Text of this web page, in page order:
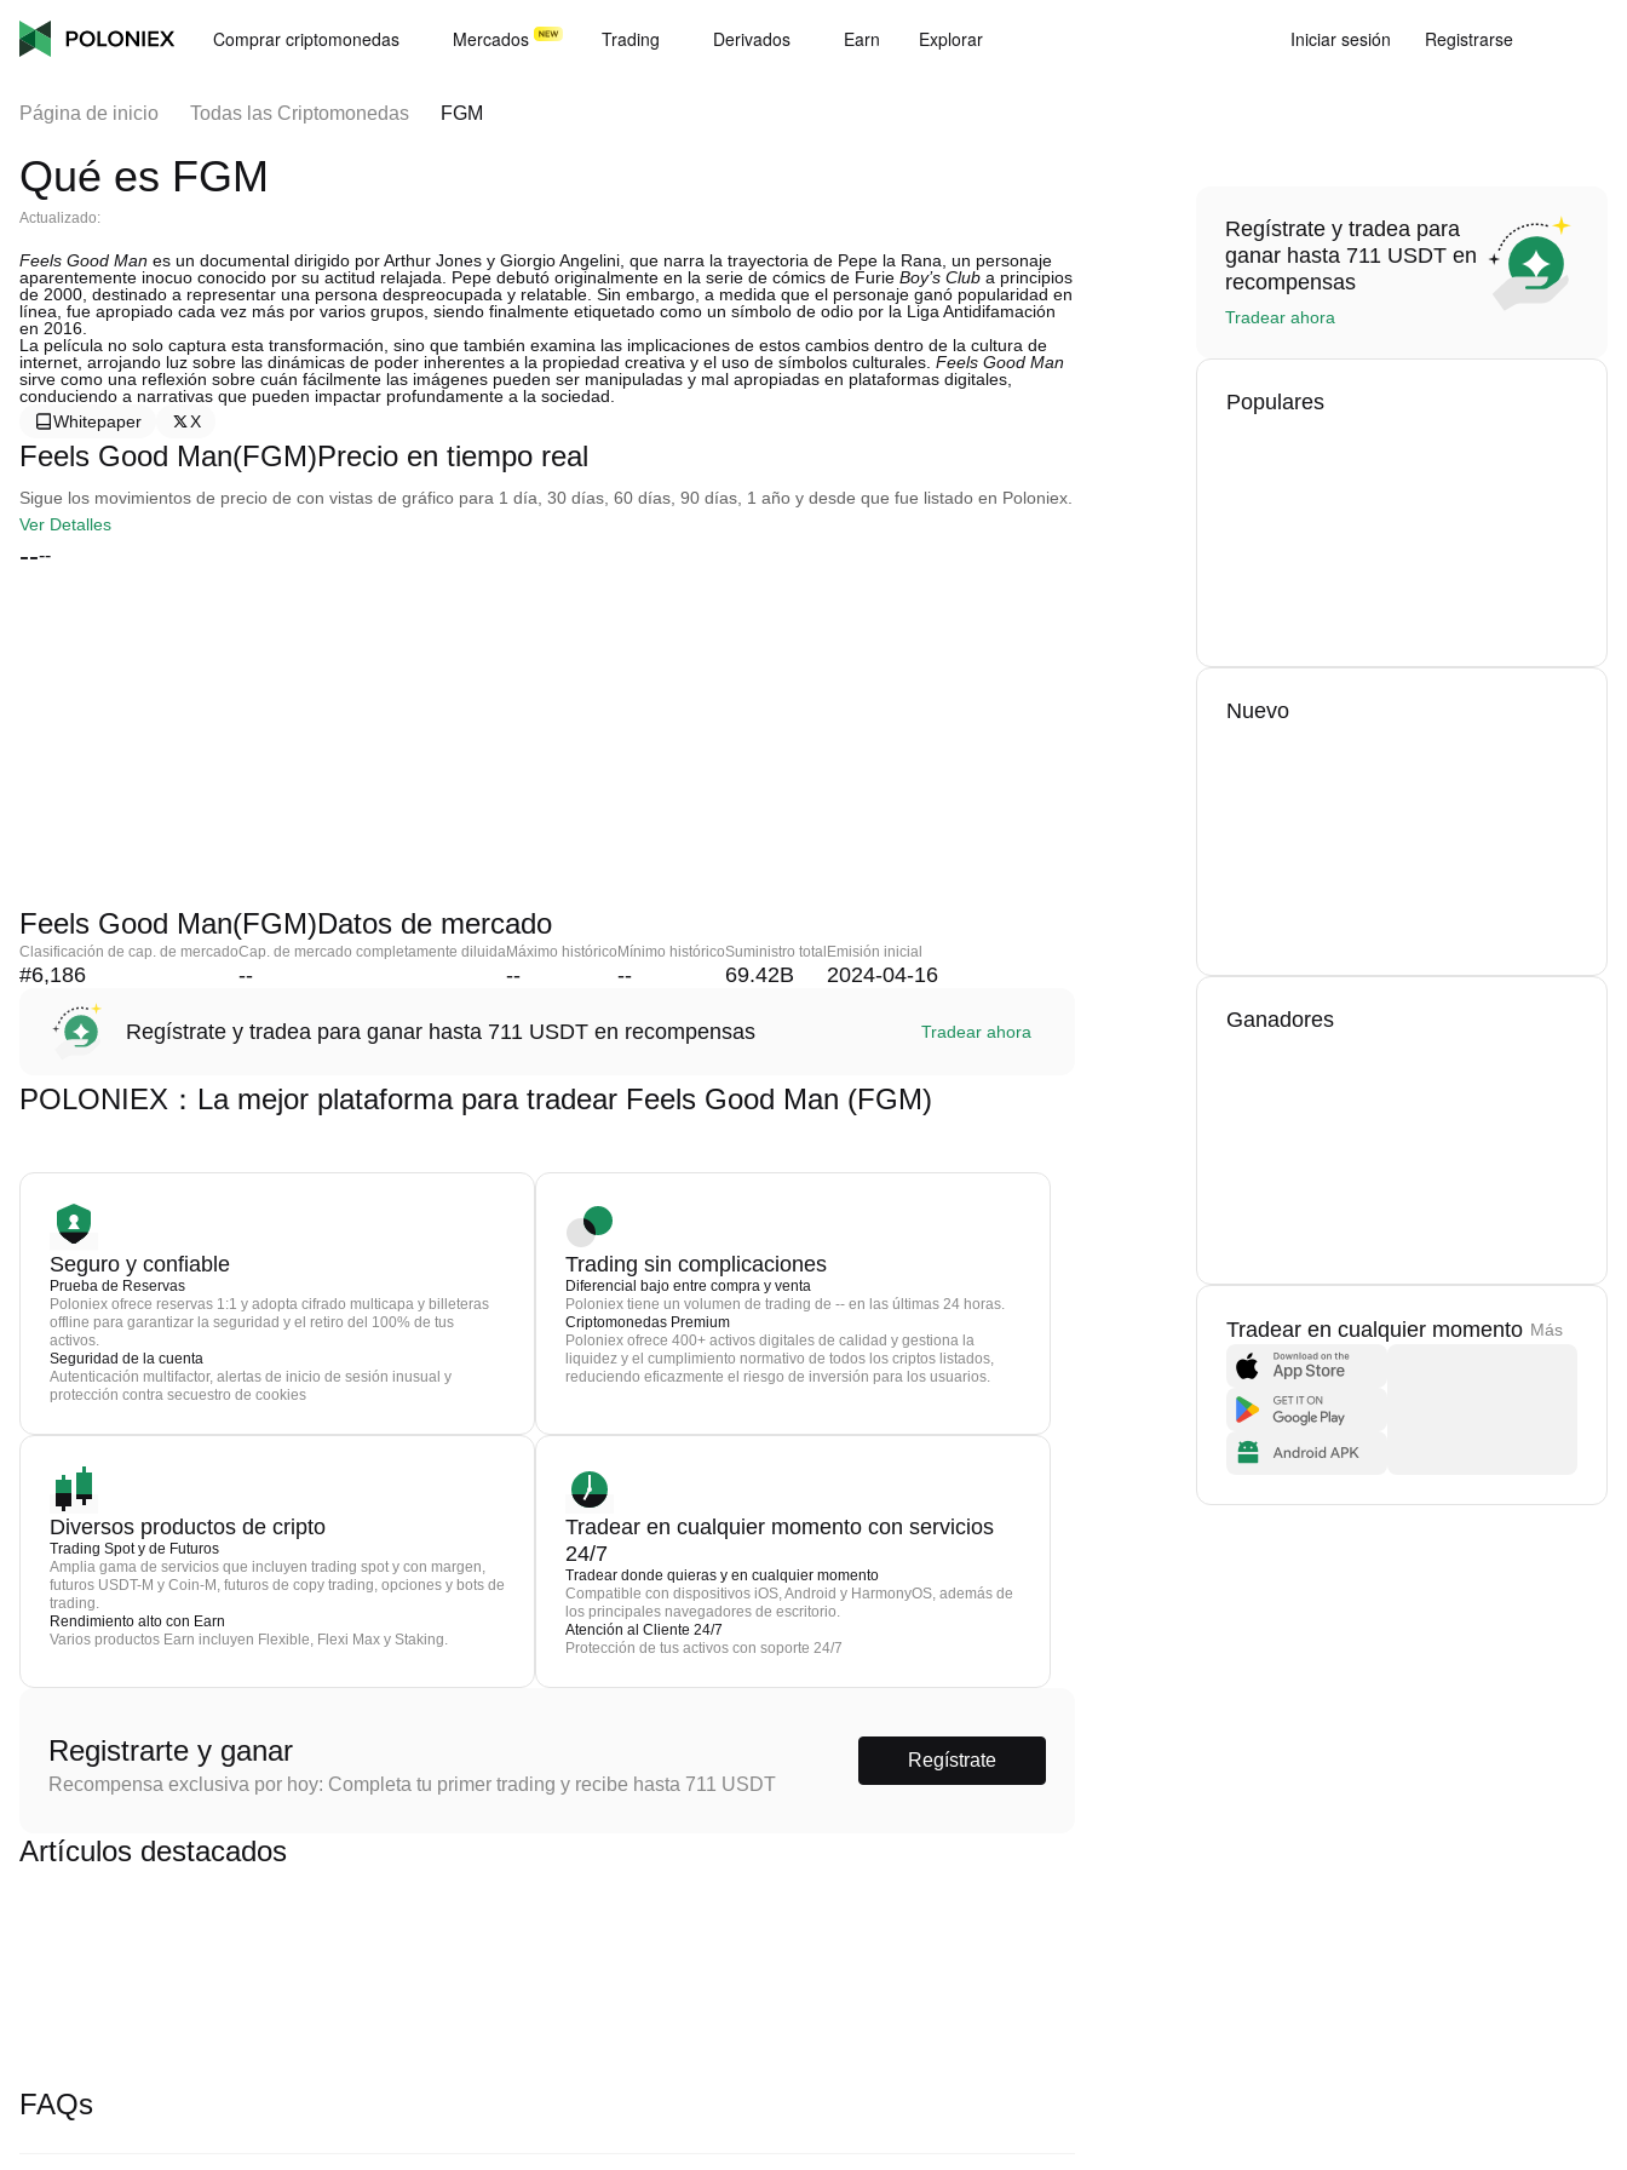
Comprar criptomonedas Mercados Trading Derivados Earn Explorar Iniciar sesión Registrarse
Página de inicio Todas las Criptomonedas FGM
Qué es FGM
Actualizado:
Feels Good Man es un documental dirigido por Arthur Jones y Giorgio Angelini, que narra la trayectoria de Pepe la Rana, un personaje
aparentemente inocuo conocido por su actitud relajada. Pepe debutó originalmente en la serie de cómics de Furie Boy’s Club a principios
de 2000, destinado a representar una persona despreocupada y relatable. Sin embargo, a medida que el personaje ganó popularidad en
línea, fue apropiado cada vez más por varios grupos, siendo finalmente etiquetado como un símbolo de odio por la Liga Antidifamación
en 2016.
La película no solo captura esta transformación, sino que también examina las implicaciones de estos cambios dentro de la cultura de
internet, arrojando luz sobre las dinámicas de poder inherentes a la propiedad creativa y el uso de símbolos culturales. Feels Good Man
sirve como una reflexión sobre cuán fácilmente las imágenes pueden ser manipuladas y mal apropiadas en plataformas digitales,
conduciendo a narrativas que pueden impactar profundamente a la sociedad.
Whitepaper
X
Feels Good Man(FGM)Precio en tiempo real
Sigue los movimientos de precio de con vistas de gráfico para 1 día, 30 días, 60 días, 90 días, 1 año y desde que fue listado en Poloniex.
Ver Detalles
----
Feels Good Man(FGM)Datos de mercado
Clasificación de cap. de mercado
#6,186
Cap. de mercado completamente diluida
--
Máximo histórico
--
Mínimo histórico
--
Suministro total
69.42B
Emisión inicial
2024-04-16
Regístrate y tradea para ganar hasta 711 USDT en recompensas Tradear ahora
POLONIEX：La mejor plataforma para tradear Feels Good Man (FGM)
Seguro y confiable
Prueba de Reservas
Poloniex ofrece reservas 1:1 y adopta cifrado multicapa y billeteras
offline para garantizar la seguridad y el retiro del 100% de tus
activos.
Seguridad de la cuenta
Autenticación multifactor, alertas de inicio de sesión inusual y
protección contra secuestro de cookies
Trading sin complicaciones
Diferencial bajo entre compra y venta
Poloniex tiene un volumen de trading de -- en las últimas 24 horas.
Criptomonedas Premium
Poloniex ofrece 400+ activos digitales de calidad y gestiona la
liquidez y el cumplimiento normativo de todos los criptos listados,
reduciendo eficazmente el riesgo de inversión para los usuarios.
Diversos productos de cripto
Trading Spot y de Futuros
Amplia gama de servicios que incluyen trading spot y con margen,
futuros USDT-M y Coin-M, futuros de copy trading, opciones y bots de
trading.
Rendimiento alto con Earn
Varios productos Earn incluyen Flexible, Flexi Max y Staking.
Tradear en cualquier momento con servicios
24/7
Tradear donde quieras y en cualquier momento
Compatible con dispositivos iOS, Android y HarmonyOS, además de
los principales navegadores de escritorio.
Atención al Cliente 24/7
Protección de tus activos con soporte 24/7
Registrarte y ganar
Recompensa exclusiva por hoy: Completa tu primer trading y recibe hasta 711 USDT
Regístrate
Artículos destacados
FAQs
Regístrate y tradea para
ganar hasta 711 USDT en
recompensas
Tradear ahora
Populares
Nuevo
Ganadores
Tradear en cualquier momento Más